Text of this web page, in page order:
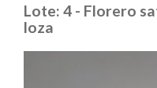
Lote: 4 - Florero
loza